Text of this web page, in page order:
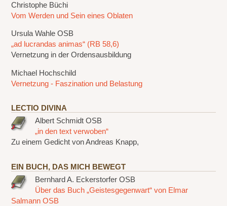
Christophe Büchi
Vom Werden und Sein eines Oblaten
Ursula Wahle OSB
„ad lucrandas animas“ (RB 58,6)
Vernetzung in der Ordensausbildung
Michael Hochschild
Vernetzung - Faszination und Belastung
LECTIO DIVINA
Albert Schmidt OSB
„in den text verwoben“
Zu einem Gedicht von Andreas Knapp,
EIN BUCH, DAS MICH BEWEGT
Bernhard A. Eckerstorfer OSB
Über das Buch „Geistesgegenwart“ von Elmar
Salmann OSB